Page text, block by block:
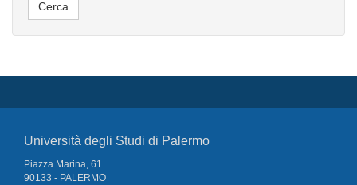
Università degli Studi di Palermo
Piazza Marina, 61
90133 - PALERMO